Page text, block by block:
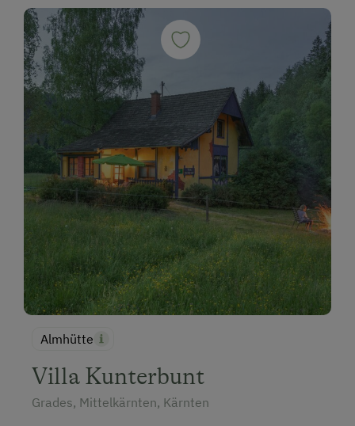
Almhütte
Villa Kunterbunt
Grades, Mittelkärnten, Kärnten